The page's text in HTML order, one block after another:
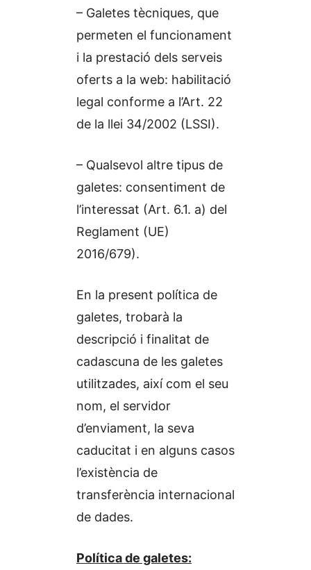
– Galetes tècniques, que
permeten el funcionament
i la prestació dels serveis
oferts a la web: habilitació
legal conforme a l’Art. 22
de la llei 34/2002 (LSSI).
– Qualsevol altre tipus de
galetes: consentiment de
l’interessat (Art. 6.1. a) del
Reglament (UE)
2016/679).
En la present política de
galetes, trobarà la
descripció i finalitat de
cadascuna de les galetes
utilitzades, així com el seu
nom, el servidor
d’enviament, la seva
caducitat i en alguns casos
l’existència de
transferència internacional
de dades.
Política de galetes: